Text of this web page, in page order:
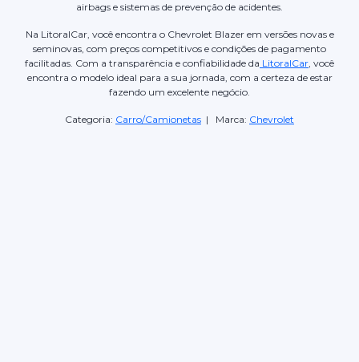
airbags e sistemas de prevenção de acidentes.
Na LitoralCar, você encontra o Chevrolet Blazer em versões novas e
seminovas, com preços competitivos e condições de pagamento
facilitadas. Com a transparência e confiabilidade da LitoralCar , você
encontra o modelo ideal para a sua jornada, com a certeza de estar
fazendo um excelente negócio.
Categoria: Carro/Camionetas | Marca: Chevrolet